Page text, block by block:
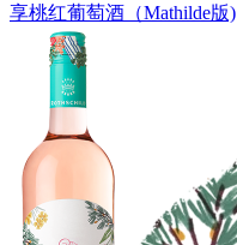
享桃红葡萄酒（Mathilde版)